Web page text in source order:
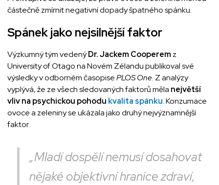
částečně zmírnit negativní dopady špatného spánku.
Spánek jako nejsilnější faktor
Výzkumný tým vedenýDr. Jackem Cooperemz
University of Otago na Novém Zélandu publikoval své
výsledky v odborném časopisePLOS One. Z analýzy
vyplývá, že ze všech sledovaných faktorů měla největší
vliv na psychickou pohodu kvalita spánku. Konzumace
ovoce a zeleniny se ukázala jako druhý nejvýznamnější
faktor.
„Mladí dospělí nemusí dosahovat
nějaké objektivní hranice zdraví,